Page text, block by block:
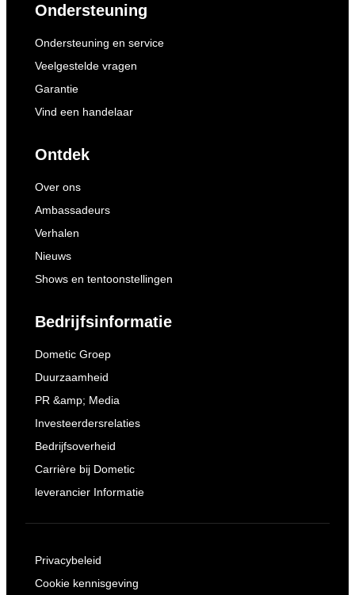
Ondersteuning
Ondersteuning en service
Veelgestelde vragen
Garantie
Vind een handelaar
Ontdek
Over ons
Ambassadeurs
Verhalen
Nieuws
Shows en tentoonstellingen
Bedrijfsinformatie
Dometic Groep
Duurzaamheid
PR &amp; Media
Investeerdersrelaties
Bedrijfsoverheid
Carrière bij Dometic
leverancier Informatie
Privacybeleid
Cookie kennisgeving